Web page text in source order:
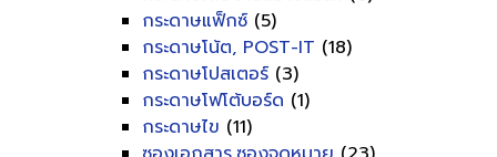
กระดาษแฟ็กซ์ (5)
กระดาษโน้ต, POST-IT (18)
กระดาษโปสเตอร์ (3)
กระดาษโฟโต้บอร์ด (1)
กระดาษไข (11)